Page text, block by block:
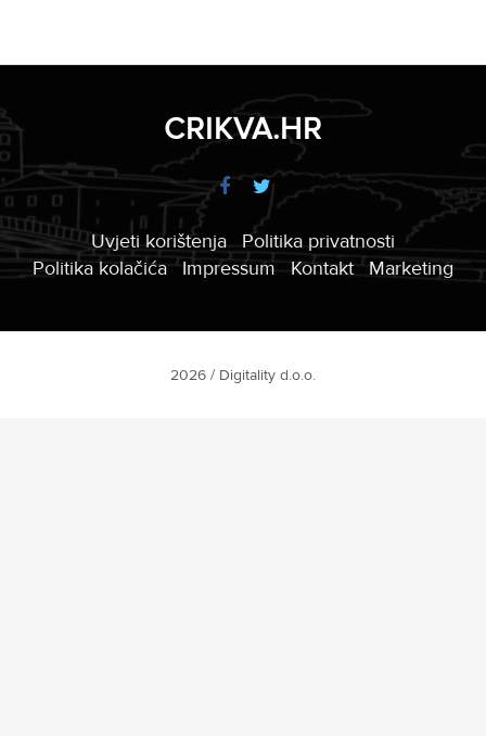
CRIKVA.HR
Uvjeti korištenja
Politika privatnosti
Politika kolačića
Impressum Kontakt Marketing
2026 / Digitality d.o.o.